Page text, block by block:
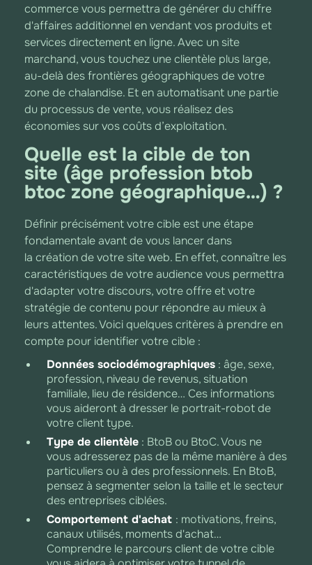
commerce vous permettra de générer du chiffre
d'affaires additionnel en vendant vos produits et
services directement en ligne. Avec un site
marchand, vous touchez une clientèle plus large,
au-delà des frontières géographiques de votre
zone de chalandise. Et en automatisant une partie
du processus de vente, vous réalisez des
économies sur vos coûts d’exploitation.
Quelle est la cible de ton
site (âge profession btob
btoc zone géographique…) ?
Définir précisément votre cible est une étape
fondamentale avant de vous lancer dans
la création de votre site web. En effet, connaître les
caractéristiques de votre audience vous permettra
d'adapter votre discours, votre offre et votre
stratégie de contenu pour répondre au mieux à
leurs attentes. Voici quelques critères à prendre en
compte pour identifier votre cible :
Données sociodémographiques : âge, sexe,
profession, niveau de revenus, situation
familiale, lieu de résidence… Ces informations
vous aideront à dresser le portrait-robot de
votre client type.
Type de clientèle : BtoB ou BtoC. Vous ne
vous adresserez pas de la même manière à des
particuliers ou à des professionnels. En BtoB,
pensez à segmenter selon la taille et le secteur
des entreprises ciblées.
Comportement d'achat : motivations, freins,
canaux utilisés, moments d'achat…
Comprendre le parcours client de votre cible